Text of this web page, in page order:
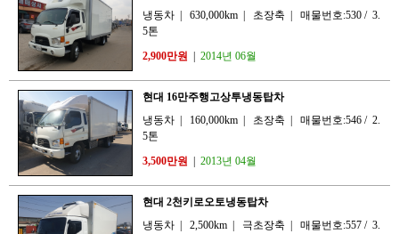
냉동차
630,000km 초장축 매물번호:530 / 3.
5톤
2,900만원
2014년 06월
현대 16만주행고상투냉동탑차
냉동차
160,000km 초장축 매물번호:546 / 2.
5톤
3,500만원
2013년 04월
현대 2천키로오토냉동탑차
냉동차
2,500km 극초장축 매물번호:557 / 3.